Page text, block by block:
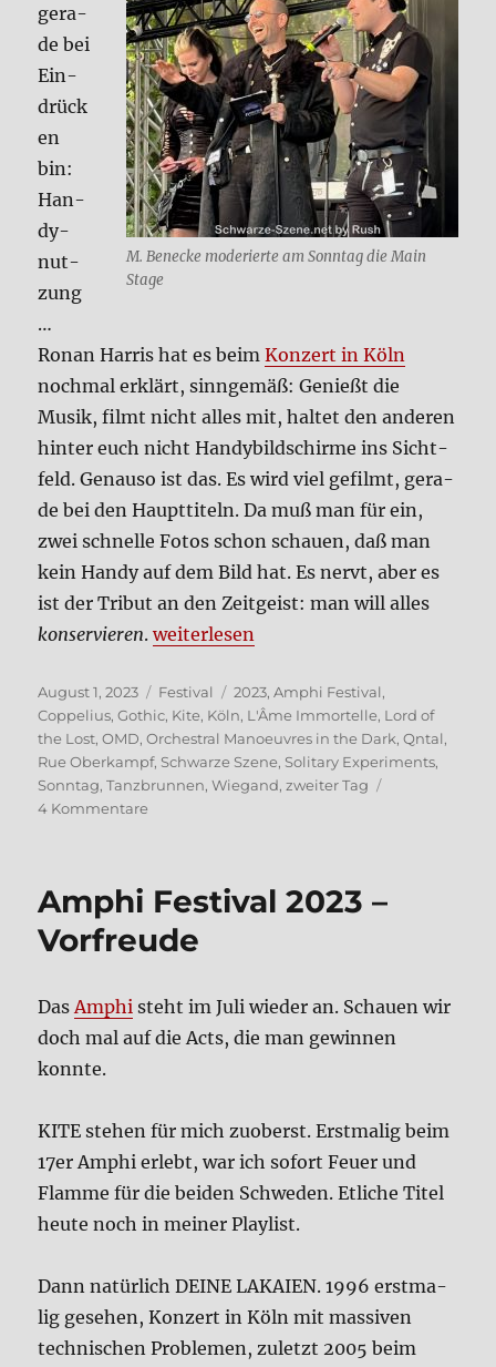
M. Benecke mode­rier­te am Sonn­tag die Main
Stage
gera­
de bei
Ein­
drück
en
bin:
Han­
dy­
nut­
zung
…
Ronan Har­ris hat es beimKon­zert in Köln
noch­mal erklärt, sinn­ge­mäß: Genießt die
Musik, filmt nicht alles mit, hal­tet den ande­ren
hin­ter euch nicht Han­dy­bild­schir­me ins Sicht­
feld. Genau­so ist das. Es wird viel gefilmt, gera­
de bei den Haupt­ti­teln. Da muß man für ein,
zwei schnel­le Fotos schon schau­en, daß man
kein Han­dy auf dem Bild hat. Es nervt, aber es
ist der Tri­but an den Zeit­geist: man will alles
kon­ser­vie­ren.„Amphi-Festi­­val 2023 – der Sonn­tag“
wei­ter­le­sen
Veröffentlicht
am
August 1, 2023 Kategorien
Festival Schlagwörter
2023,Amphi Festival,
Coppelius,Gothic, Kite, Köln, L'Âme Immortelle, Lord of
the Lost,OMD,Orchestral Manoeuvres in the Dark,Qntal,
Rue Oberkampf, Schwarze Szene, Solitary Experiments,
Sonntag,Tanzbrunnen,Wiegand,zweiter Tag
4 Kommentare
2023
der
Amphi Festi­val 2023 –
Vor­freu­de
DasAmphi steht im Juli wie­der an. Schau­en wir
doch mal auf die Acts, die man gewin­nen
konn­te.
KITE ste­hen für mich zuoberst. Erst­ma­lig beim
17er Amphi erlebt, war ich sofort Feu­er und
Flam­me für die bei­den Schwe­den. Etli­che Titel
heu­te noch in mei­ner Play­list.
Dann natür­lich DEI­NE LAKAI­EN. 1996 erst­ma­
lig gese­hen, Kon­zert in Köln mit mas­si­ven
tech­ni­schen Pro­ble­men, zuletzt 2005 beim